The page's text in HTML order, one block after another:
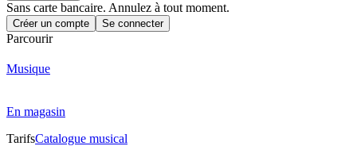
Sans carte bancaire. Annulez à tout moment.
Créer un compte Se connecter
Parcourir
Musique
En magasin
TarifsCatalogue musical